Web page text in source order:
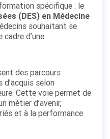
spécifique : le
(DES) en Médecine
souhaitant se
d’une
des parcours
selon
Cette voie permet de
métier d’avenir,
et à la performance